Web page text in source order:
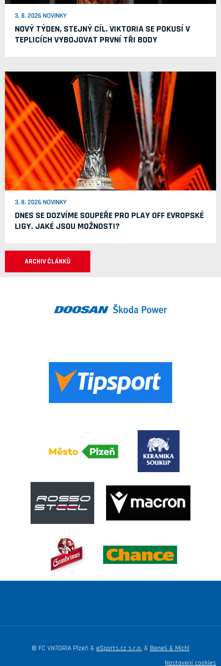
3. 8. 2026 NOVINKY
NOVÝ TÝDEN, STEJNÝ CÍL. VIKTORIA SE POKUSÍ V
TEPLICÍCH VYBOJOVAT PRVNÍ TŘI BODY
3. 8. 2026 NOVINKY
DNES SE DOZVÍME SOUPEŘE PRO PLAY OFF EVROPSKÉ
LIGY. JAKÉ JSOU MOŽNOSTI?
ARCHIV ČLÁNKŮ
© FC VIKTORIA Plzeň & eSports.cz s.r.o. & Beneš & Michl
Nastavení cookies